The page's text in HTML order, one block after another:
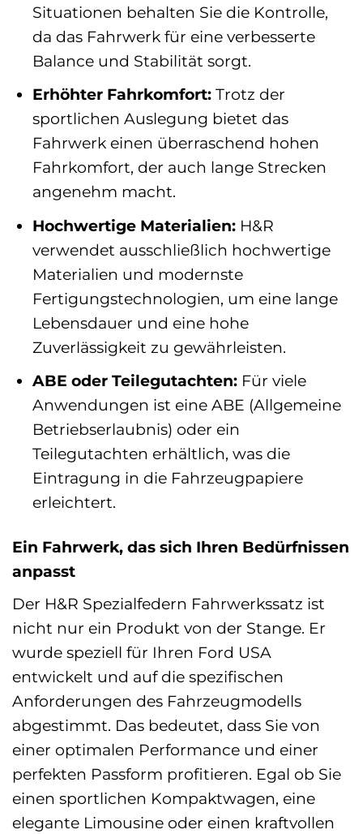
Situationen behalten Sie die Kontrolle,
da das Fahrwerk für eine verbesserte
Balance und Stabilität sorgt.
Erhöhter Fahrkomfort:Trotz der
sportlichen Auslegung bietet das
Fahrwerk einen überraschend hohen
Fahrkomfort, der auch lange Strecken
angenehm macht.
Hochwertige Materialien:H&R
verwendet ausschließlich hochwertige
Materialien und modernste
Fertigungstechnologien, um eine lange
Lebensdauer und eine hohe
Zuverlässigkeit zu gewährleisten.
ABE oder Teilegutachten:Für viele
Anwendungen ist eine ABE (Allgemeine
Betriebserlaubnis) oder ein
Teilegutachten erhältlich, was die
Eintragung in die Fahrzeugpapiere
erleichtert.
Ein Fahrwerk, das sich Ihren Bedürfnissen
anpasst
Der H&R Spezialfedern Fahrwerkssatz ist
nicht nur ein Produkt von der Stange. Er
wurde speziell für Ihren Ford USA
entwickelt und auf die spezifischen
Anforderungen des Fahrzeugmodells
abgestimmt. Das bedeutet, dass Sie von
einer optimalen Performance und einer
perfekten Passform profitieren. Egal ob Sie
einen sportlichen Kompaktwagen, eine
elegante Limousine oder einen kraftvollen